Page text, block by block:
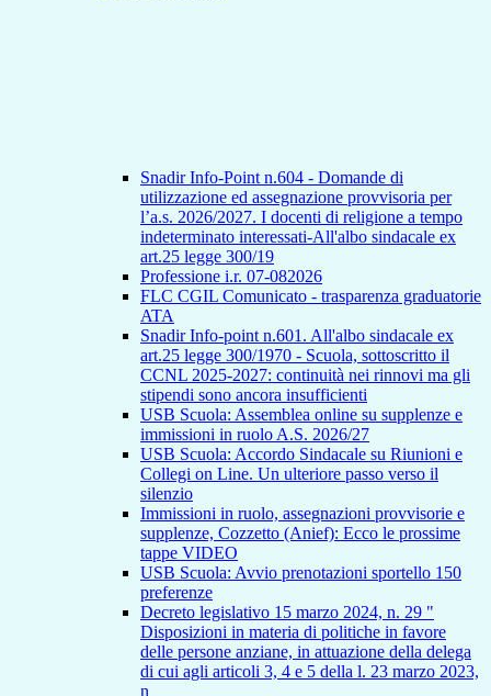
Snadir Info-Point n.604 - Domande di
utilizzazione ed assegnazione provvisoria per
l’a.s. 2026/2027. I docenti di religione a tempo
indeterminato interessati-All'albo sindacale ex
art.25 legge 300/19
Professione i.r. 07-082026
FLC CGIL Comunicato - trasparenza graduatorie
ATA
Snadir Info-point n.601. All'albo sindacale ex
art.25 legge 300/1970 - Scuola, sottoscritto il
CCNL 2025-2027: continuità nei rinnovi ma gli
stipendi sono ancora insufficienti
USB Scuola: Assemblea online su supplenze e
immissioni in ruolo A.S. 2026/27
USB Scuola: Accordo Sindacale su Riunioni e
Collegi on Line. Un ulteriore passo verso il
silenzio
Immissioni in ruolo, assegnazioni provvisorie e
supplenze, Cozzetto (Anief): Ecco le prossime
tappe VIDEO
USB Scuola: Avvio prenotazioni sportello 150
preferenze
Decreto legislativo 15 marzo 2024, n. 29 "
Disposizioni in materia di politiche in favore
delle persone anziane, in attuazione della delega
di cui agli articoli 3, 4 e 5 della l. 23 marzo 2023,
n